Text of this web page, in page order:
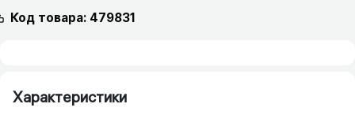
Код товара: 479831
Характеристики